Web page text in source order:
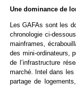
Une dominance de
Les GAFAs sont les
chronologie ci-
mainframes,
des mini-ordinateurs,
de l’infrastructure
marché. Intel dans
partage de